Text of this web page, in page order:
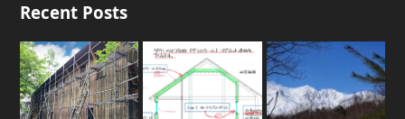
Recent Posts